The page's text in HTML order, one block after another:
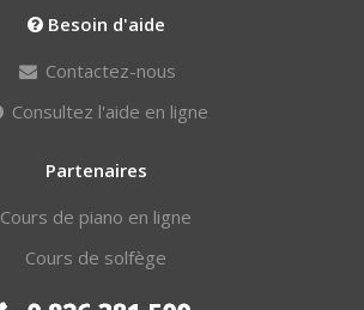
Besoin d'aide
Contactez-nous
Consultez l'aide en ligne
Partenaires
Cours de piano en ligne
Cours de solfège